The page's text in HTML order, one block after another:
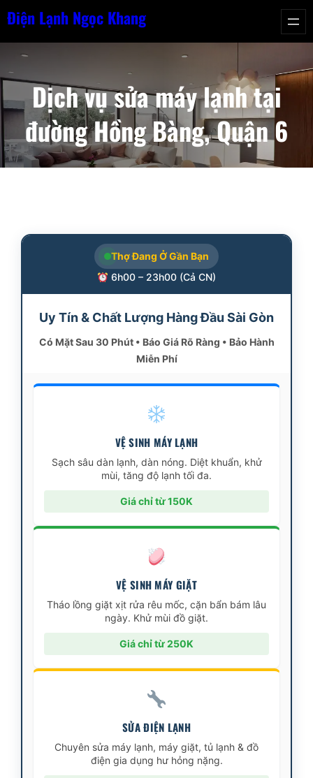
Chuyển
nội
Điện Lạnh Ngọc Khang
Dịch vụ sửa máy lạnh tại
đường Hồng Bàng, Quận 6
Thợ Đang Ở Gần Bạn
6h00 – 23h00 (Cả CN)
Uy Tín & Chất Lượng Hàng Đầu Sài Gòn
Có Mặt Sau 30 Phút • Báo Giá Rõ Ràng • Bảo Hành
Miễn Phí
VỆ SINH MÁY LẠNH
Sạch sâu dàn lạnh, dàn nóng. Diệt khuẩn, khử
mùi, tăng độ lạnh tối đa.
Giá chỉ từ 150K
VỆ SINH MÁY GIẶT
Tháo lồng giặt xịt rửa rêu mốc, cặn bẩn bám lâu
ngày. Khử mùi đồ giặt.
Giá chỉ từ 250K
SỬA ĐIỆN LẠNH
Chuyên sửa máy lạnh, máy giặt, tủ lạnh & đồ
điện gia dụng hư hỏng nặng.